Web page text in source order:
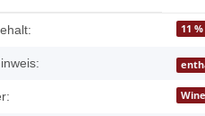
11 %